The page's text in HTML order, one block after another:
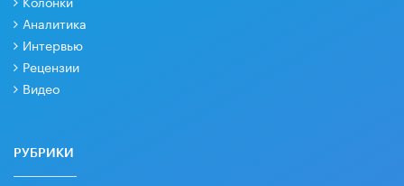
Аналитика
Интервью
Рецензии
Видео
РУБРИКИ